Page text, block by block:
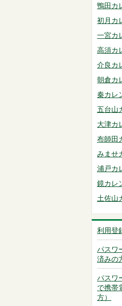
鴨田カ
初月カ
一宮カ
高須カ
介良カ
朝倉カ
秦カレ
五台山
大津カ
布師田
みませ
浦戸カ
鏡カレ
土佐山
利用登
パスワ
済みの
パスワ
で携帯
方）